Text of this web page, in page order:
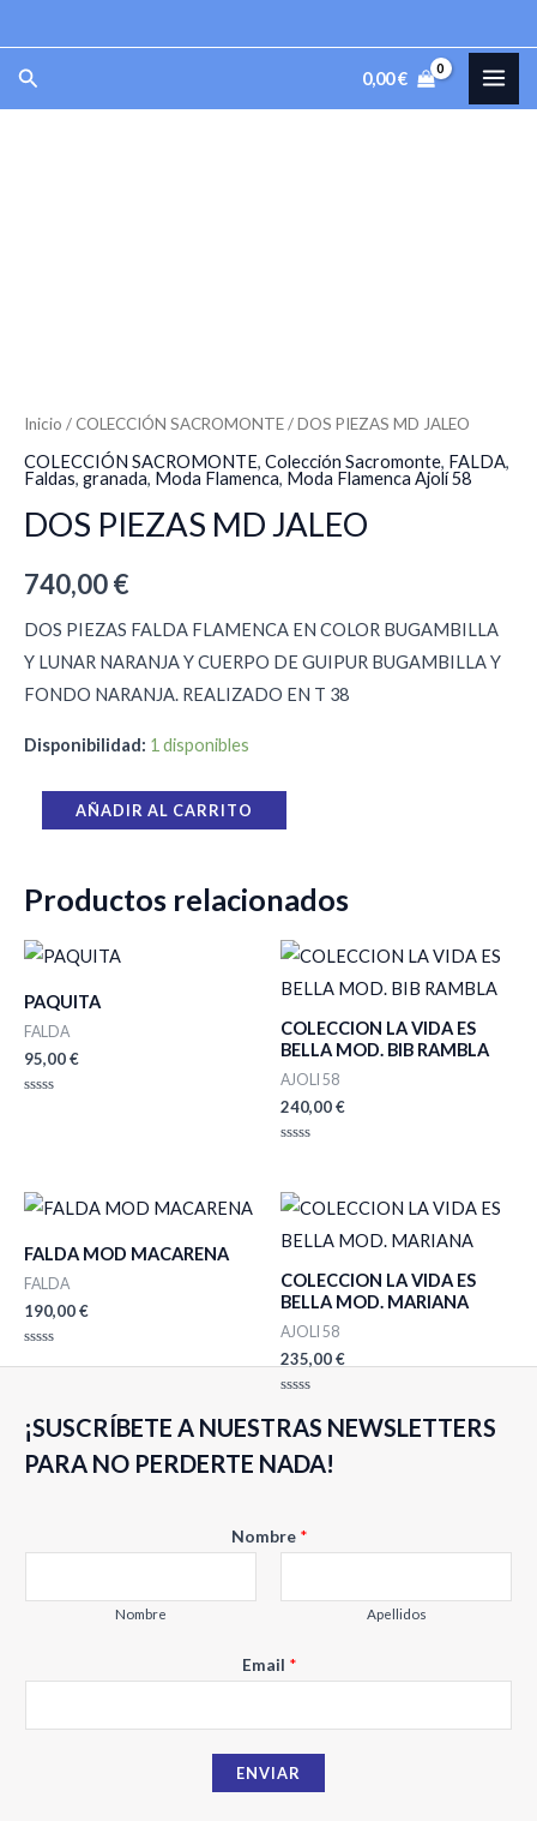
al
contenido
Buscar 0,00€
Inicio / COLECCIÓN SACROMONTE/ DOS PIEZAS MD JALEO
COLECCIÓN SACROMONTE, Colección Sacromonte, FALDA,
Faldas, granada, Moda Flamenca, Moda Flamenca Ajolí 58
DOS PIEZAS MD JALEO
740,00€
DOS PIEZAS FALDA FLAMENCA EN COLOR BUGAMBILLA
Y LUNAR NARANJA Y CUERPO DE GUIPUR BUGAMBILLA Y
FONDO NARANJA. REALIZADO EN T 38
Disponibilidad: 1 disponibles
AÑADIR AL CARRITO
Productos relacionados
PAQUITA
FALDA
95,00€
COLECCION LA VIDA ES
BELLA MOD. BIB RAMBLA
AJOLI 58
240,00€
de
5
FALDA MOD MACARENA
FALDA
190,00€
COLECCION LA VIDA ES
BELLA MOD. MARIANA
AJOLI 58
235,00€
con
0
5
¡SUSCRÍBETE A NUESTRAS NEWSLETTERS
PARA NO PERDERTE NADA!
Nombre *
Nombre Apellidos
o
r
Email *
ENVIAR
cantidad